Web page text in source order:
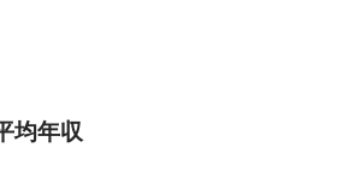
均年収